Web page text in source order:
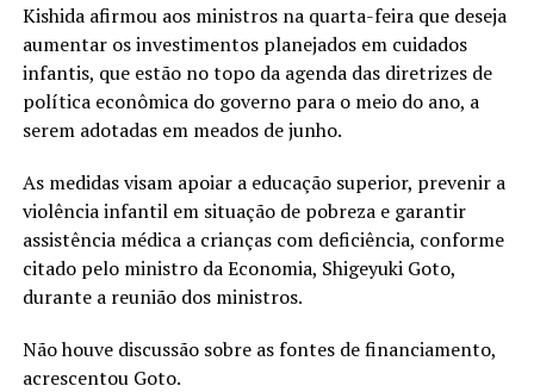
Kishida afirmou aos ministros na quarta-feira que deseja
aumentar os investimentos planejados em cuidados
infantis, que estão no topo da agenda das diretrizes de
política econômica do governo para o meio do ano, a
serem adotadas em meados de junho.
As medidas visam apoiar a educação superior, prevenir a
violência infantil em situação de pobreza e garantir
assistência médica a crianças com deficiência, conforme
citado pelo ministro da Economia, Shigeyuki Goto,
durante a reunião dos ministros.
Não houve discussão sobre as fontes de financiamento,
acrescentou Goto.